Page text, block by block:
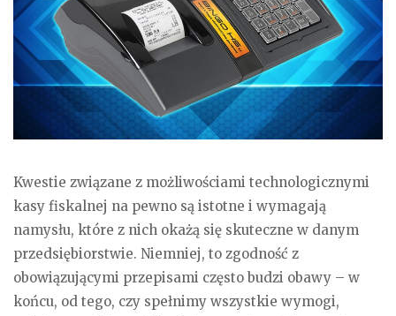
Kwestie związane z możliwościami technologicznymi
kasy fiskalnej na pewno są istotne i wymagają
namysłu, które z nich okażą się skuteczne w danym
przedsiębiorstwie. Niemniej, to zgodność z
obowiązującymi przepisami często budzi obawy – w
końcu, od tego, czy spełnimy wszystkie wymogi,